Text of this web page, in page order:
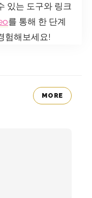
있는 도구와 링크
를 통해 한 단계
험해보세요!
MORE